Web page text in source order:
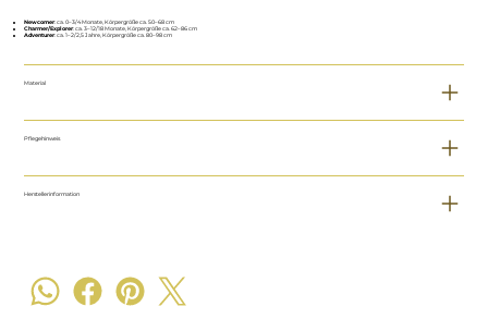
Newcomer: ca. 0–3/4 Monate, Körpergröße ca. 50–68 cm
Charmer/Explorer: ca. 3–12/18 Monate, Körpergröße ca. 62–86 cm
Adventurer: ca. 1–2/2,5 Jahre, Körpergröße ca. 80–98 cm
Material
Pflegehinweis
Herstellerinformation